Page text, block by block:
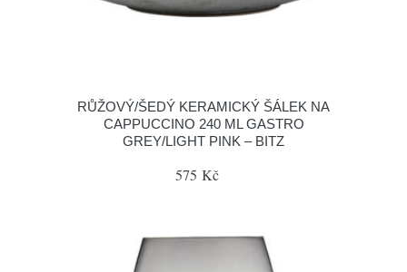
RŮŽOVÝ/ŠEDÝ KERAMICKÝ ŠÁLEK NA
CAPPUCCINO 240 ML GASTRO
GREY/LIGHT PINK – BITZ
575 Kč